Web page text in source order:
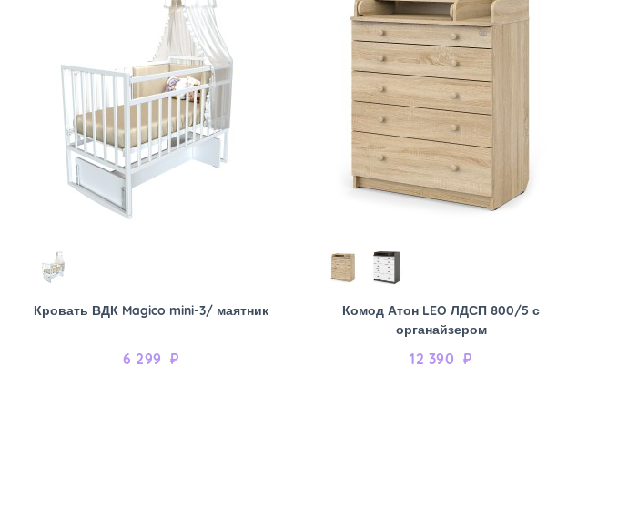
Кровать ВДК Magico mini-3/ маятник
6 299 ₽
Комод Атон LEO ЛДСП 800/5 с
органайзером
12 390 ₽